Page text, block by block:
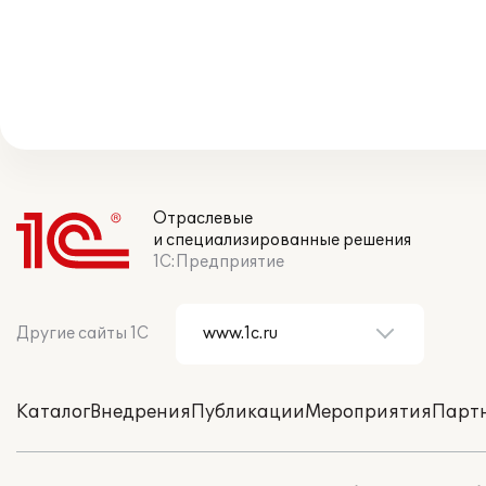
Отраслевые
и специализированные решения
1С:Предприятие
Другие сайты 1С
КаталогВнедренияПубликацииМероприятия